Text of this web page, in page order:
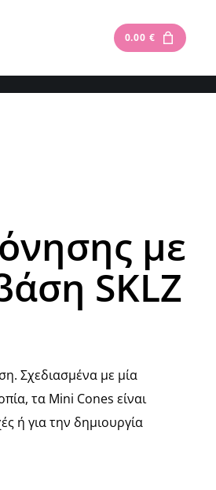
0.00 €
με
SKLZ
Σχεδιασμένα με μία
τα Mini Cones είναι
ή για την δημιουργία